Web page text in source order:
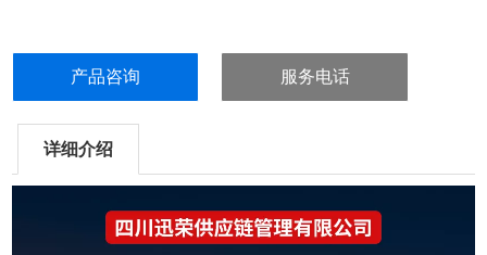
产品咨询 服务电话
详细介绍